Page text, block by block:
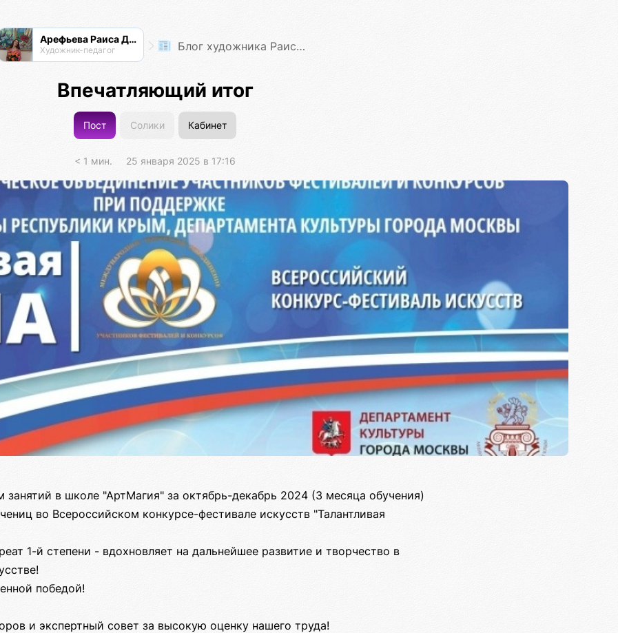
Арефьева Раиса Дмитриевна
Художник-педагог Блог художника Раисы Арефьевой
Впечатляющий итог
Пост Солики Кабинет
< 1 мин. 25 января 2025 в 17:16
в школе "АртМагия" за октябрь-декабрь 2024 (3 месяца обучения)
во Всероссийском конкурсе-фестивале искусств "Талантливая
1-й степени - вдохновляет на дальнейшее развитие и творчество в
победой!
и экспертный совет за высокую оценку нашего труда!